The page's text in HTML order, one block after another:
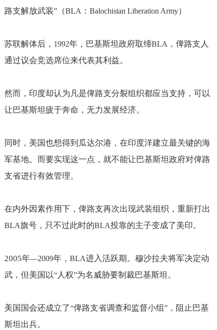
路支解放武装”（BLA： Balochistan Liberation Army）
苏联解体后， 1992年，巴基斯坦政府取缔BLA，俾路支人
通过议会竞选席位来代表其利益。
然而，印度却认为凡是俾路支分裂组织都应当支持，可以
让巴基斯坦疲于奔命，无力发展经济。
同时，美国也想得到瓜达尔港，在印度洋建立最关键的海
军基地。而要实现这一点，就不能让巴基斯坦政府对俾路
支省进行有效管理。
在内外因素作用下，俾路支再次出现武装组织，重新打出
BLA旗号，只不过此时的BLA投靠的主子变成了美印。
2005年—2009年， BLA进入活跃期。穆沙拉夫将军决定动
武，但美国以“人权”为名威胁要制裁巴基斯坦。
美国国会还成立了“俾路支省调查和监督小组”，阻止巴基
斯坦出兵。